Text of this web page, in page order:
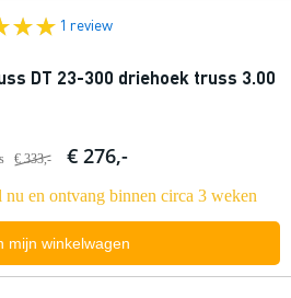
1 review
DT 23-300 driehoek truss 3.00
€ 333,- € 276,-
nu en ontvang binnen circa 3 weken
mijn winkelwagen